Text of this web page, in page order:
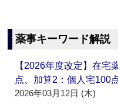
薬事キーワード解説
【2026年度改定】在宅
点、加算2：個人宅100
2026年03月12日 (木)